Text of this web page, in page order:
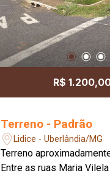
R$
Terreno - Padrão
Lidice - Uberlândia/MG
Terreno
Entre as ruas Maria